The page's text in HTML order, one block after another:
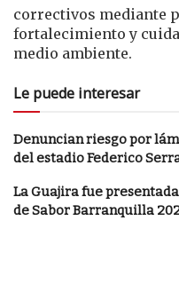
correctivos mediante
fortalecimiento y
medio ambiente.
Le puede interesar
Denuncian riesgo por
del estadio Federico
La Guajira fue
de Sabor Barranquilla